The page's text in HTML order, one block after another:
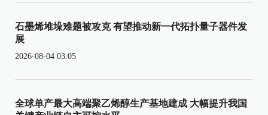
石墨烯堆垛难题被攻克 有望推动新一代拓扑量子器件发
展
2026-08-04 03:05
全球单产最大高端聚乙烯醇生产基地建成 大幅提升我国